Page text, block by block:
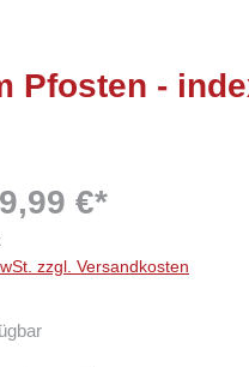
Pfosten -
€*
zzgl. Versandkosten